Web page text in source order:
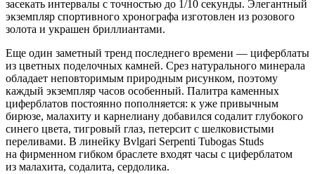
засекать интервалы с точностью до 1/10 секунды. Элегантный
экземпляр спортивного хронографа изготовлен из розового
золота и украшен бриллиантами.
Еще один заметный тренд последнего времени — циферблаты
из цветных поделочных камней. Срез натурального минерала
обладает неповторимым природным рисунком, поэтому
каждый экземпляр часов особенный. Палитра каменных
циферблатов постоянно пополняется: к уже привычным
бирюзе, малахиту и карнелиану добавился содалит глубокого
синего цвета, тигровый глаз, петерсит с шелковистыми
переливами. В линейку Bvlgari Serpenti Tubogas Studs
на фирменном гибком браслете входят часы с циферблатом
из малахита, содалита, сердолика.